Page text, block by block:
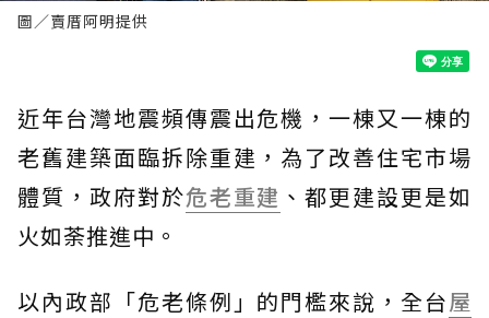
圖／賣厝阿明提供
近年台灣地震頻傳震出危機，一棟又一棟的
老舊建築面臨拆除重建，為了改善住宅市場
體質，政府對於危老重建 、都更建設更是如
火如荼推進中。
以內政部「危老條例」的門檻來說，全台屋